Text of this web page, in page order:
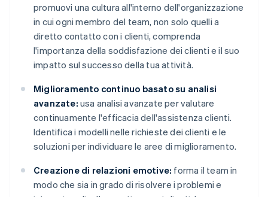
promuovi una cultura all'interno dell'organizzazione
in cui ogni membro del team, non solo quelli a
diretto contatto con i clienti, comprenda
l'importanza della soddisfazione dei clienti e il suo
impatto sul successo della tua attività.
Miglioramento continuo basato su analisi
avanzate: usa analisi avanzate per valutare
continuamente l'efficacia dell'assistenza clienti.
Identifica i modelli nelle richieste dei clienti e le
soluzioni per individuare le aree di miglioramento.
Creazione di relazioni emotive: forma il team in
modo che sia in grado di risolvere i problemi e